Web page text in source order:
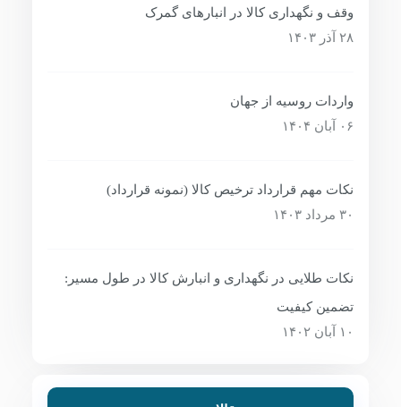
وقف و نگهداری کالا در انبارهای گمرک
۲۸ آذر ۱۴۰۳
واردات روسیه از جهان
۰۶ آبان ۱۴۰۴
نکات مهم قرارداد ترخیص کالا (نمونه قرارداد)
۳۰ مرداد ۱۴۰۳
نکات طلایی در نگهداری و انبارش کالا در طول مسیر:
تضمین کیفیت
۱۰ آبان ۱۴۰۲